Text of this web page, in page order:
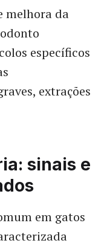
melhora da
específicos
extrações
sinais e
em gatos